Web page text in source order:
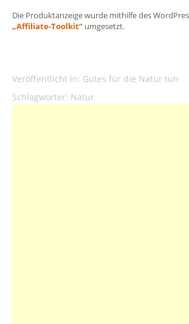
Die Produktanzeige wurde mithilfe des
„Affiliate-Toolkit“ umgesetzt.
Veröffentlicht in: Gutes für die Natur tun
Schlagwörter: Natur